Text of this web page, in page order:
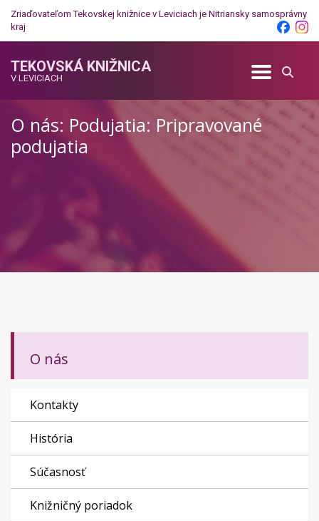
Zriaďovateľom Tekovskej knižnice v Leviciach je Nitriansky samosprávny
kraj
TEKOVSKÁ KNIŽNICA
V LEVICIACH
O nás: Podujatia: Pripravované
podujatia
O nás
Kontakty
História
Súčasnosť
Knižničný poriadok